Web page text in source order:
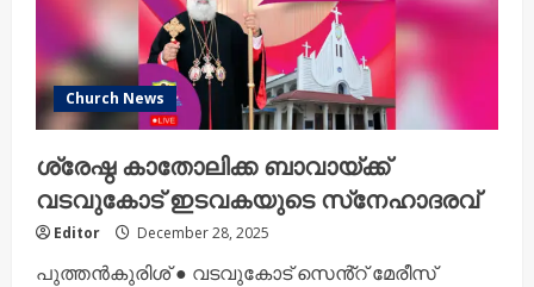
Church News
ശ്രേഷ്ഠ കാതോലിക്ക ബാവായ്ക്ക്
വടവുകോട് ഇടവകയുടെ സ്‌നേഹാദരവ്
Editor December 28, 2025
പുത്തൻകുരിശ് ● വടവുകോട് സെൻ്റ് മേരീസ്